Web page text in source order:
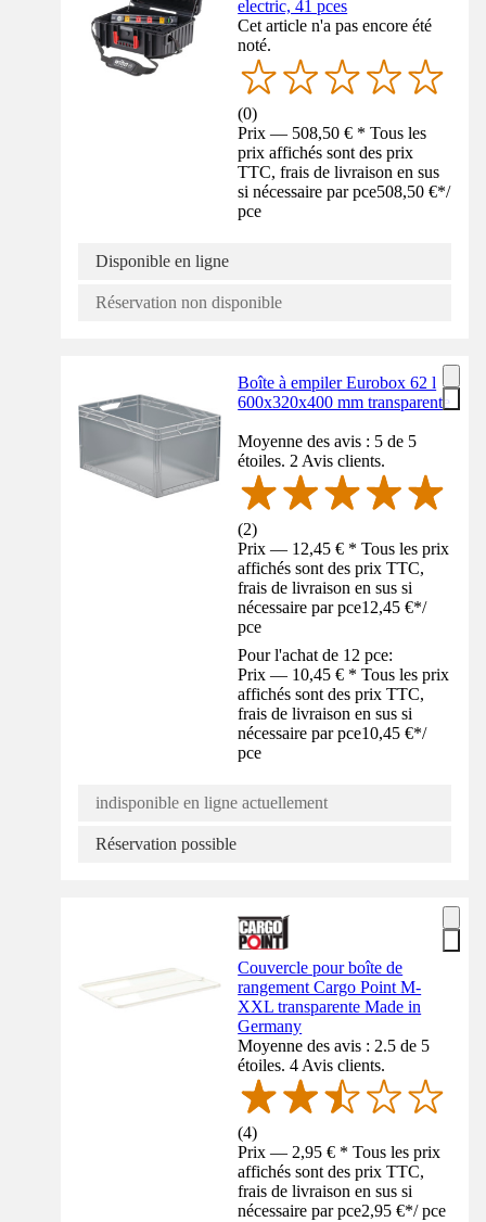
electric, 41 pces
Cet article n'a pas encore été
noté.
(0)
Prix — 508,50 € * Tous les
prix affichés sont des prix
TTC, frais de livraison en sus
si nécessaire par pce508,50 €*/
pce
Disponible en ligne
Réservation non disponible
Boîte à empiler Eurobox 62 l
600x320x400 mm transparente
Moyenne des avis : 5 de 5
étoiles. 2 Avis clients.
(2)
Prix — 12,45 € * Tous les prix
affichés sont des prix TTC,
frais de livraison en sus si
nécessaire par pce12,45 €*/
pce
Pour l'achat de 12 pce:
Prix — 10,45 € * Tous les prix
affichés sont des prix TTC,
frais de livraison en sus si
nécessaire par pce10,45 €*/
pce
indisponible en ligne actuellement
Réservation possible
Couvercle pour boîte de
rangement Cargo Point M-
XXL transparente Made in
Germany
Moyenne des avis : 2.5 de 5
étoiles. 4 Avis clients.
(4)
Prix — 2,95 € * Tous les prix
affichés sont des prix TTC,
frais de livraison en sus si
nécessaire par pce2,95 €*/ pce